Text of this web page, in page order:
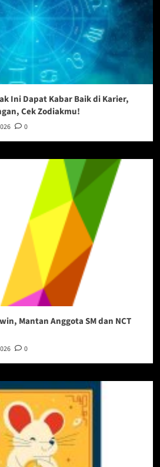
Ini Dapat Kabar Baik di Karier,
Cek Zodiakmu!
0
Mantan Anggota SM dan NCT
0